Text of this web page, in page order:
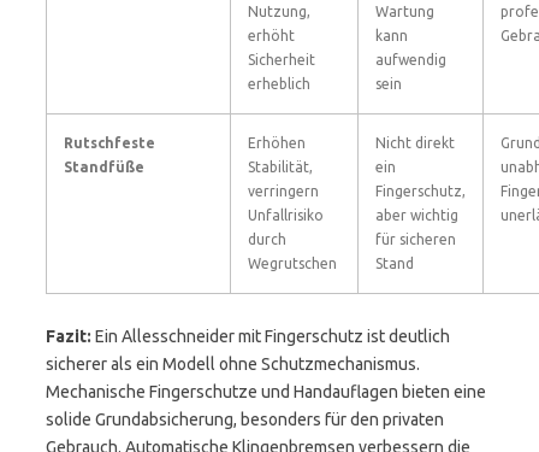
Nutzung,
erhöht
Sicherheit
erheblich
Wartung
kann
aufwendig
sein
Rutschfeste
Standfüße
Erhöhen
Stabilität,
verringern
Unfallrisiko
durch
Wegrutschen
Nicht direkt
ein
Fingerschutz,
aber wichtig
für sicheren
Stand
Fazit: Ein Allesschneider mit Fingerschutz ist deutlich
sicherer als ein Modell ohne Schutzmechanismus.
Mechanische Fingerschutze und Handauflagen bieten eine
solide Grundabsicherung, besonders für den privaten
Gebrauch. Automatische Klingenbremsen verbessern die